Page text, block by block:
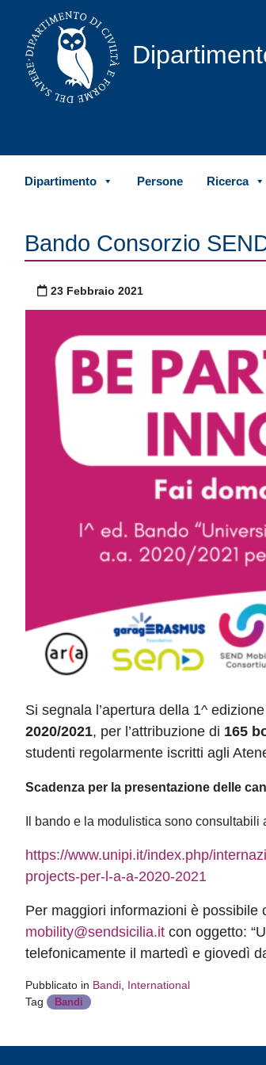
Vai al contenuto
Dipartimento Persone Ricerca
Bando Consorzio
Pubblicato il
23 Febbraio 2021
Si segnala l’apertura della 1^ edizione
2020/2021, per l’attribuzione di 165
studenti regolarmente iscritti agli
Scadenza per la presentazione delle
Il bando e la modulistica sono consultabili
https://www.unipi.it/index.php/
projects-per-l-a-a-2020-2021
Per maggiori informazioni è
mobility@sendsicilia.it con oggetto:
telefonicamente il martedì e giovedì
Pubblicato in Bandi, International
Tag
Bandi